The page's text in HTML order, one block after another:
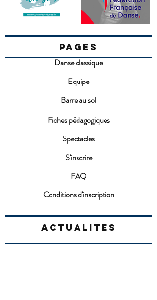
PAGES
Danse classique
Equipe
Barre au sol
Fiches pédagogiques
Spectacles
S'inscrire
FAQ
Conditions d'inscription
ACTUALITES